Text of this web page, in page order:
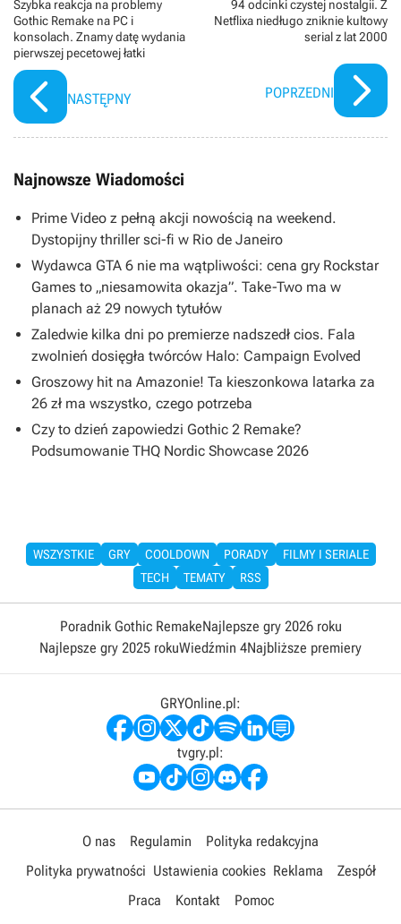
Szybka reakcja na problemy
Gothic Remake na PC i
konsolach. Znamy datę wydania
pierwszej pecetowej łatki
NASTĘPNY
94 odcinki czystej nostalgii. Z
Netflixa niedługo zniknie kultowy
serial z lat 2000
POPRZEDNI
Najnowsze Wiadomości
Prime Video z pełną akcji nowością na weekend.
Dystopijny thriller sci-fi w Rio de Janeiro
Wydawca GTA 6 nie ma wątpliwości: cena gry Rockstar
Games to „niesamowita okazja”. Take-Two ma w
planach aż 29 nowych tytułów
Zaledwie kilka dni po premierze nadszedł cios. Fala
zwolnień dosięgła twórców Halo: Campaign Evolved
Groszowy hit na Amazonie! Ta kieszonkowa latarka za
26 zł ma wszystko, czego potrzeba
Czy to dzień zapowiedzi Gothic 2 Remake?
Podsumowanie THQ Nordic Showcase 2026
WSZYSTKIE GRY COOLDOWN PORADY
FILMY I SERIALE
TECH
TEMATY RSS
Poradnik Gothic RemakeNajlepsze gry 2026 roku
Najlepsze gry 2025 rokuWiedźmin 4Najbliższe premiery
GRYOnline.pl:
tvgry.pl:
O nas Regulamin
Polityka redakcyjna
Polityka prywatności Ustawienia cookies Reklama
Zespół
Praca
Kontakt Pomoc